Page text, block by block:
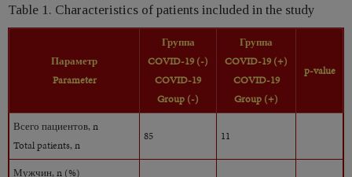
Table 1. Characteristics of patients included in the study
Параметр
Parameter
Группа
COVID-19 (-)
COVID-19
Group (-)
Группа
COVID-19 (+)
COVID-19
Group (+)
p-value
Всего пациентов, n
Total patients, n
85 11
Мужчин, n (%)